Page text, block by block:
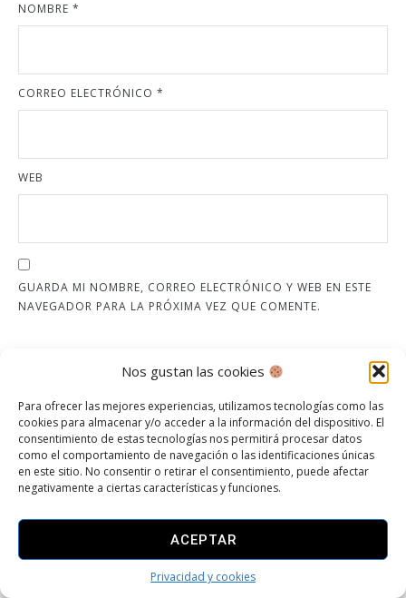
Nos gustan las cookies
Para ofrecer las mejores experiencias, utilizamos tecnologías como las
cookies para almacenar y/o acceder a la información del dispositivo. El
consentimiento de estas tecnologías nos permitirá procesar datos
como el comportamiento de navegación o las identificaciones únicas
en este sitio. No consentir o retirar el consentimiento, puede afectar
negativamente a ciertas características y funciones.
ACEPTAR
Privacidad y cookies
NOMBRE *
CORREO ELECTRÓNICO *
WEB
GUARDA MI NOMBRE, CORREO ELECTRÓNICO Y WEB EN ESTE
NAVEGADOR PARA LA PRÓXIMA VEZ QUE COMENTE.
Este sitio usa Akismet para reducir el spam.Aprende
cómo se procesan los datos de tus comentarios.
CATEGORÍAS